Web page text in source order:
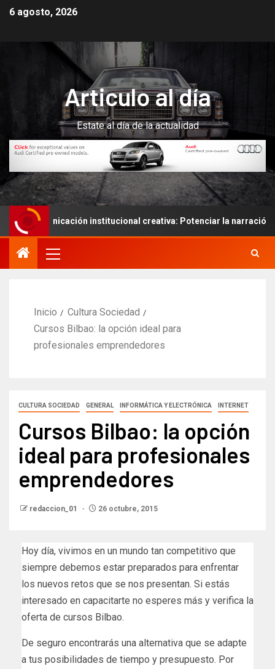
6 agosto, 2026
Articulo al día
Estate al día de la actualidad
institucional creativa: Potenciar la narración de
Inicio
Cultura Sociedad
Cursos Bilbao: la opción ideal para
profesionales emprendedores
CULTURA SOCIEDAD GENERAL INFORMÁTICA Y ELECTRÓNICA INTERNET
Cursos Bilbao: la opción
ideal para profesionales
emprendedores
redaccion_01 26 octubre, 2015
Hoy día, vivimos en un mundo tan competitivo que
siempre debemos estar preparados para enfrentar
los nuevos retos que se nos presentan. Si estás
interesado en capacitarte no esperes más y verifica la
oferta de cursos Bilbao.
De seguro encontrarás una alternativa que se adapte
a tus posibilidades de tiempo y presupuesto. Por